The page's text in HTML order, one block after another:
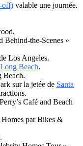
off) valable une journée.
Behind-the-Scenes »
Los Angeles.
Long Beach.
Beach.
sur la jetée de Santa
Café and Beach
par Bikes &